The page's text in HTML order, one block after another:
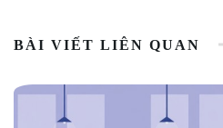
BÀI VIẾT LIÊN QUAN